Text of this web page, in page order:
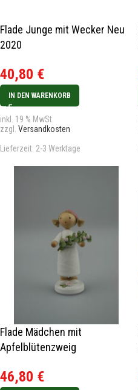
Flade Junge mit Wecker Neu
2020
40,80 €
IN DEN WARENKORB
inkl. 19 % MwSt.
zzgl. Versandkosten
Lieferzeit: 2-3 Werktage
Flade Mädchen mit
Apfelblütenzweig
46,80 €